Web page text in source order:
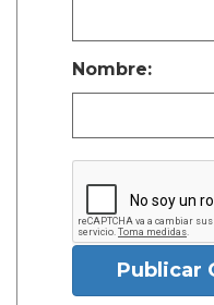
Nombre:
Publicar